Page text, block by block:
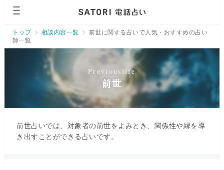
トップ 相談内容一覧
前世に関する占いで人気・おすすめの占い
師一覧
前世
前世占いでは、対象者の前世をよみとき、関係性や縁を導
き出すことができる占いです。